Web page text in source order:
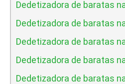
Dedetizadora de baratas
Dedetizadora de baratas
Dedetizadora de baratas
Dedetizadora de baratas
Dedetizadora de baratas